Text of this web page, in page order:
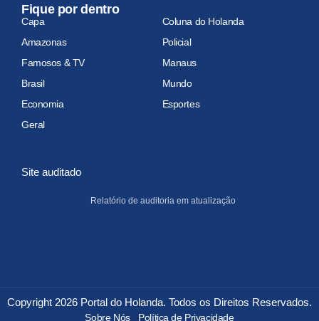
Fique por dentro
Capa
Coluna do Holanda
Amazonas
Policial
Famosos & TV
Manaus
Brasil
Mundo
Economia
Esportes
Geral
Site auditado
Relatório de auditoria em atualização
Copyright 2026 Portal do Holanda. Todos os Direitos Reservados.
Sobre Nós Política de Privacidade